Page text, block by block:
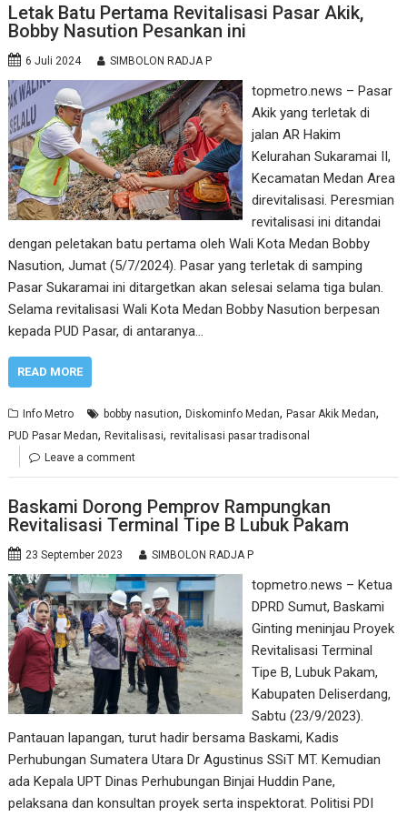
Letak Batu Pertama Revitalisasi Pasar Akik,
Bobby Nasution Pesankan ini
6 Juli 2024 SIMBOLON RADJA P
topmetro.news – Pasar
Akik yang terletak di
jalan AR Hakim
Kelurahan Sukaramai II,
Kecamatan Medan Area
direvitalisasi. Peresmian
revitalisasi ini ditandai
dengan peletakan batu pertama oleh Wali Kota Medan Bobby
Nasution, Jumat (5/7/2024). Pasar yang terletak di samping
Pasar Sukaramai ini ditargetkan akan selesai selama tiga bulan.
Selama revitalisasi Wali Kota Medan Bobby Nasution berpesan
kepada PUD Pasar, di antaranya…
READ MORE
Info Metro bobby nasution,Diskominfo Medan,Pasar Akik Medan,
PUD Pasar Medan,Revitalisasi,revitalisasi pasar tradisonal
Leave a comment
Baskami Dorong Pemprov Rampungkan
Revitalisasi Terminal Tipe B Lubuk Pakam
23 September 2023 SIMBOLON RADJA P
topmetro.news – Ketua
DPRD Sumut, Baskami
Ginting meninjau Proyek
Revitalisasi Terminal
Tipe B, Lubuk Pakam,
Kabupaten Deliserdang,
Sabtu (23/9/2023).
Pantauan lapangan, turut hadir bersama Baskami, Kadis
Perhubungan Sumatera Utara Dr Agustinus SSiT MT. Kemudian
ada Kepala UPT Dinas Perhubungan Binjai Huddin Pane,
pelaksana dan konsultan proyek serta inspektorat. Politisi PDI